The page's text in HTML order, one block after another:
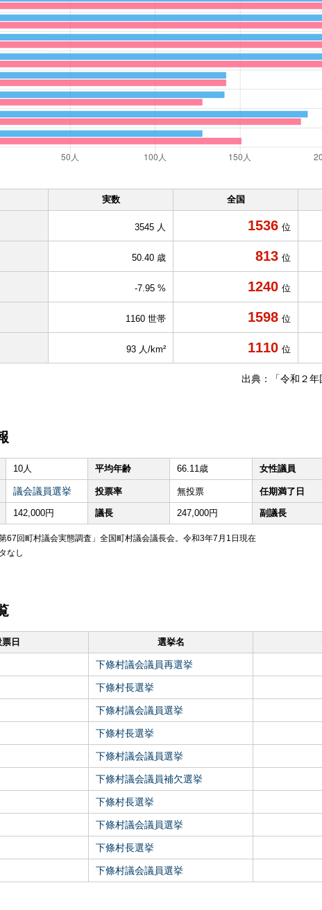
実数 全国
3545 人 1536 位
50.40 歳 813 位
-7.95 % 1240 位
1160 世帯 1598 位
93 人/km² 1110 位
出典：「令和２年
10人 平均年齢 66.11歳 女性議員
議会議員選挙 投票率 無投票 任期満了日
142,000円 議長 247,000円 副議長
67回町村議会実態調査」全国町村議会議長会。令和3年7月1日現在
なし
日 選挙名
下條村議会議員再選挙
下條村長選挙
下條村議会議員選挙
下條村長選挙
下條村議会議員選挙
下條村議会議員補欠選挙
下條村長選挙
下條村議会議員選挙
下條村長選挙
下條村議会議員選挙